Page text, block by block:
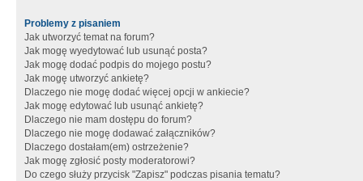
Problemy z pisaniem
Jak utworzyć temat na forum?
Jak mogę wyedytować lub usunąć posta?
Jak mogę dodać podpis do mojego postu?
Jak mogę utworzyć ankietę?
Dlaczego nie mogę dodać więcej opcji w ankiecie?
Jak mogę edytować lub usunąć ankietę?
Dlaczego nie mam dostępu do forum?
Dlaczego nie mogę dodawać załączników?
Dlaczego dostałam(em) ostrzeżenie?
Jak mogę zgłosić posty moderatorowi?
Do czego służy przycisk "Zapisz" podczas pisania tematu?